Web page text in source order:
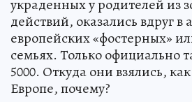
украденных у родителей из
действий, оказались вдруг
европейских «фостерных»
семьях. Только официально
5000. Откуда они взялись,
Европе, почему?